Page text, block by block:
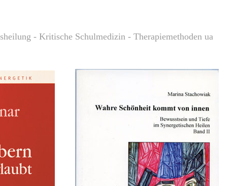
- Kritische Schulmedizin - Therapiemethoden ua